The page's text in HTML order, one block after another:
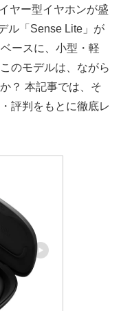
ヤー型イヤホンが盛
ル「Sense Lite」が
ースに、小型・軽
のモデルは、ながら
？ 本記事では、そ
評判をもとに徹底レ